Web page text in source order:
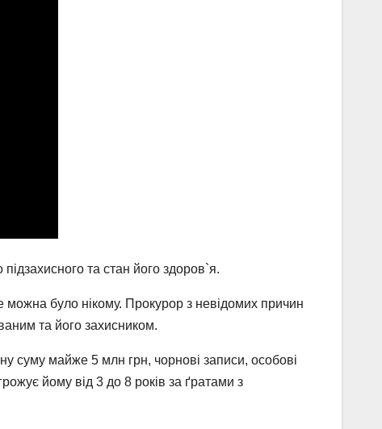
та стан його здоров`я.
було нікому. Прокурор з невідомих причин
та його захисником.
суму майже 5 млн грн, чорнові записи, особові
йому від 3 до 8 років за ґратами з